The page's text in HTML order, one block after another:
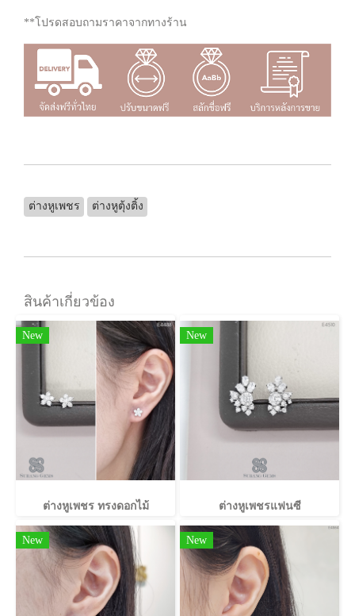
**โปรดสอบถามราคาจากทางร้าน
ต่างหูเพชร ต่างหูตุ้งติ้ง
สินค้าเกี่ยวข้อง
New
ต่างหูเพชร ทรงดอกไม้
New
ต่างหูเพชรแฟนซี
New New